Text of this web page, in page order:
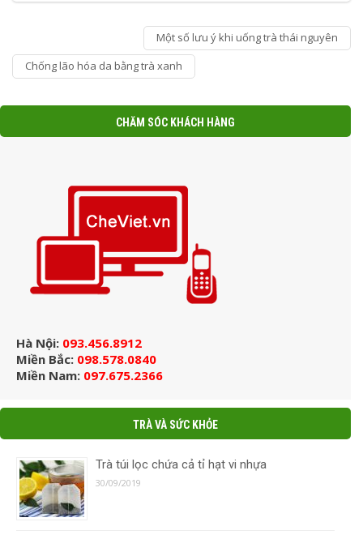
Một số lưu ý khi uống trà thái nguyên
Chống lão hóa da bằng trà xanh
CHĂM SÓC KHÁCH HÀNG
Hà Nội: 093.456.8912
Miền Bắc: 098.578.0840
Miền Nam: 097.675.2366
TRÀ VÀ SỨC KHỎE
Trà túi lọc chứa cả tỉ hạt vi nhựa
30/09/2019